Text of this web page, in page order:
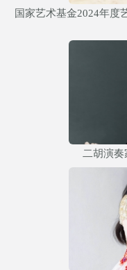
国家艺术基金2024年度
二胡演